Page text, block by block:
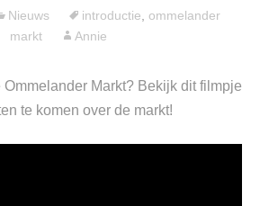
Nieuws introductie
ommelander
markt
Annie
Ommelander Markt? Bekijk dit filmpje
te komen over de markt!